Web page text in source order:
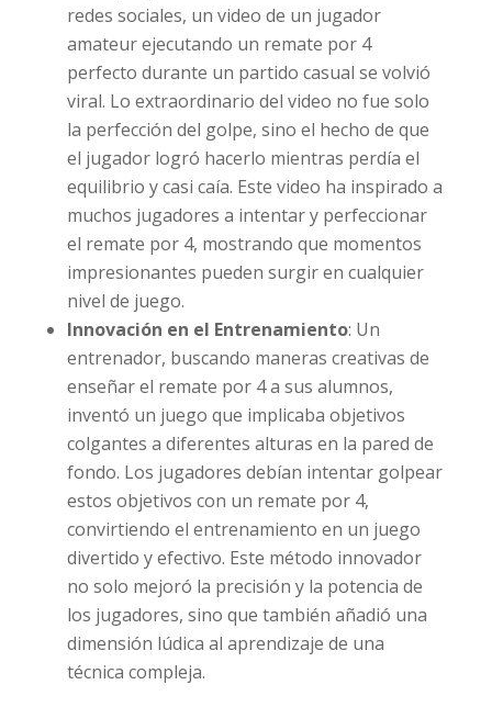
redes sociales, un video de un jugador
amateur ejecutando un remate por 4
perfecto durante un partido casual se volvió
viral. Lo extraordinario del video no fue solo
la perfección del golpe, sino el hecho de que
el jugador logró hacerlo mientras perdía el
equilibrio y casi caía. Este video ha inspirado a
muchos jugadores a intentar y perfeccionar
el remate por 4, mostrando que momentos
impresionantes pueden surgir en cualquier
nivel de juego.
Innovación en el Entrenamiento: Un
entrenador, buscando maneras creativas de
enseñar el remate por 4 a sus alumnos,
inventó un juego que implicaba objetivos
colgantes a diferentes alturas en la pared de
fondo. Los jugadores debían intentar golpear
estos objetivos con un remate por 4,
convirtiendo el entrenamiento en un juego
divertido y efectivo. Este método innovador
no solo mejoró la precisión y la potencia de
los jugadores, sino que también añadió una
dimensión lúdica al aprendizaje de una
técnica compleja.